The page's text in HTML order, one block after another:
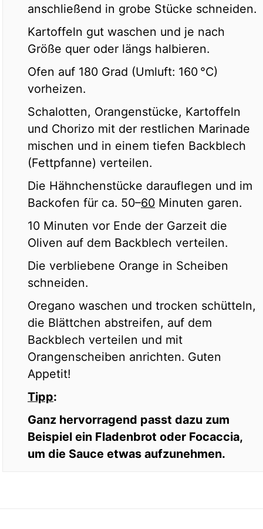
anschließend in grobe Stücke schneiden.
Kartoffeln gut waschen und je nach
Größe quer oder längs halbieren.
Ofen auf 180 Grad (Umluft: 160 °C)
vorheizen.
Schalotten, Orangenstücke, Kartoffeln
und Chorizo mit der restlichen Marinade
mischen und in einem tiefen Backblech
(Fettpfanne) verteilen.
Die Hähnchenstücke darauflegen und im
Backofen für ca. 50–60 Minuten garen.
10 Minuten vor Ende der Garzeit die
Oliven auf dem Backblech verteilen.
Die verbliebene Orange in Scheiben
schneiden.
Oregano waschen und trocken schütteln,
die Blättchen abstreifen, auf dem
Backblech verteilen und mit
Orangenscheiben anrichten. Guten
Appetit!
Tipp:
Ganz hervorragend passt dazu zum
Beispiel ein Fladenbrot oder Focaccia,
um die Sauce etwas aufzunehmen.